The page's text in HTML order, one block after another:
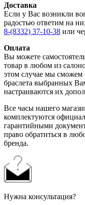
Доставка
Если у Вас возникли
радостью ответим на
8-(8332) 37-10-38 или
Оплата
Вы можете
товар в любом из
этом случае мы сможем
браслета выбранных
настраиваются их
Все часы нашего
комплектуются
гарантийными
право обратиться в
бренда.
Нужна консультация?